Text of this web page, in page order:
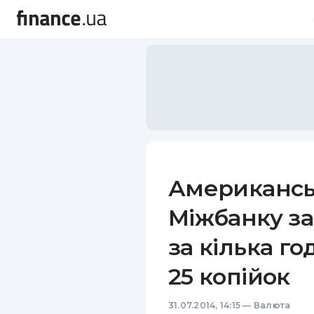
Міжбанку
за кілька
25 копійок
31.07.2014, 14:15 — Валюта